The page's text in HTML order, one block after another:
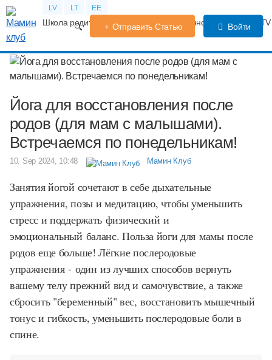
LV LT EE
Школа родителей Календарь беременности Форум
Отправить Статью Войти
Йога для восстановления после
родов (для мам с малышами).
Встречаемся по понедельникам!
10. Sep 2024, 10:48 Мамин Клуб
Занятия йогой сочетают в себе дыхательные
упражнения, позы и медитацию, чтобы уменьшить
стресс и поддержать физический и
эмоциональный баланс. Польза йоги для мамы после
родов еще больше! Лёгкие послеродовые
упражнения - один из лучших способов вернуть
вашему телу прежний вид и самочувствие, а также
сбросить "беременный" вес, восстановить мышечный
тонус и гибкость, уменьшить послеродовые боли в
спине.